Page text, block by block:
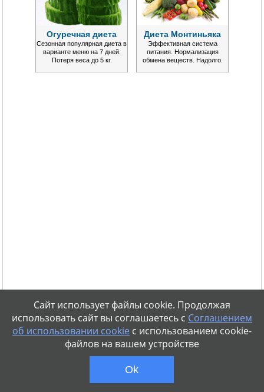
Огуречная диета
Сезонная популярная диета в
варианте меню на 7 дней.
Потеря веса до 5 кг.
Диета Монтиньяка
Эффективная система
питания. Нормализация
обмена веществ. Надолго.
Сайт использует файлы cookie. Продолжая
использовать сайт вы соглашаетесь с Соглашением
об использовании cookieс использованием cookie-
файлов на вашем устройстве
Ok